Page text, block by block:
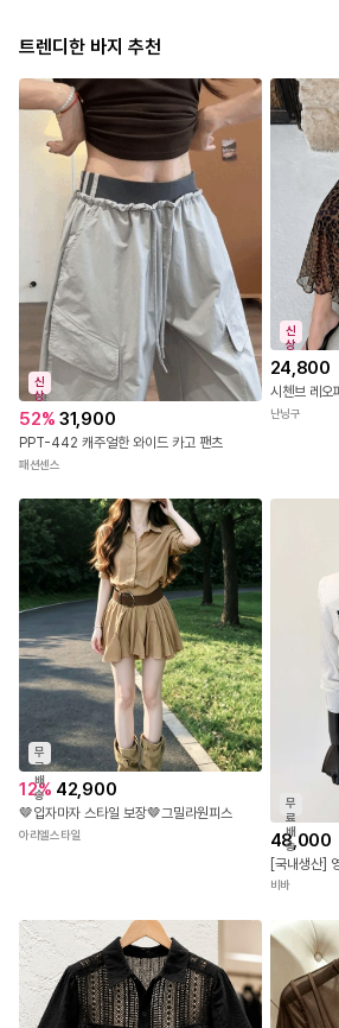
- 마네킹 제품컷의 색상이 실제 제품 색상과 가장 비슷
- 제품 색상은 사용자의 모니터의 해상도에 따라 실제
습니다.
- 패턴이 있는 상품은 원단의 특성 상 재단, 재봉 시 패
습니다.
사이즈 1.허리 2.엉덩이 3.허벅지 4.밑
FREE
31~(밴
딩)
47 - 33
트렌디한 바지 추천
신
상
52% 31,900
PPT-442 캐주얼한 와이드 카고 팬츠
패션센스
신
상
24,800
시첸브 레오
난닝구
무
료
배
송
12% 42,900
🤎입자마자 스타일 보장🤎그밀라원피스
아리엘스타일
무
료
배
송
48,000
비바